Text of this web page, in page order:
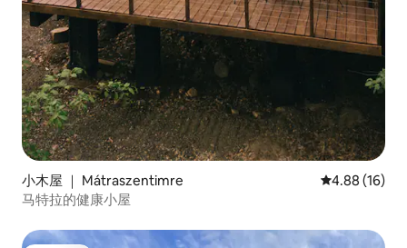
小木屋 ｜ Mátraszentimre 平均评分
4.88 (16)
马特拉的健康小屋